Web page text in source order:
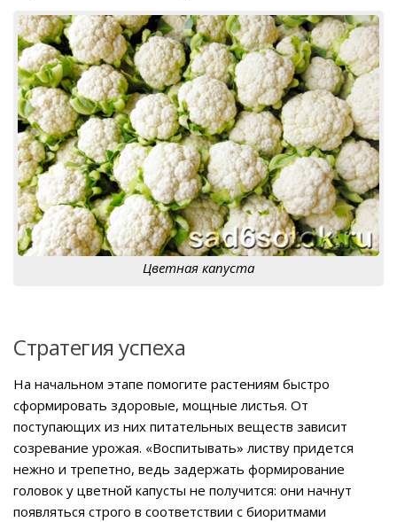
Цветная капуста
Стратегия успеха
На начальном этапе помогите растениям быстро
сформировать здоровые, мощные листья. От
поступающих из них питательных веществ зависит
созревание урожая. «Воспитывать» листву придется
нежно и трепетно, ведь задержать формирование
головок у цветной капусты не получится: они начнут
появляться строго в соответствии с биоритмами